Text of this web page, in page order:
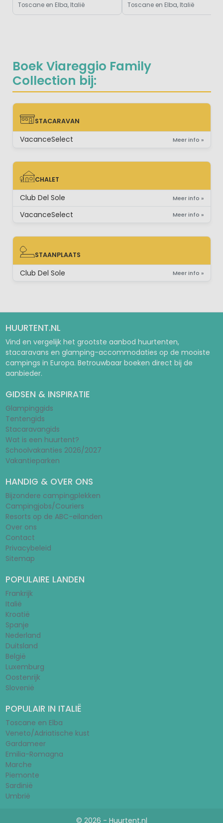
Boek Viareggio Family
Collection bij:
STACARAVAN
STACARAVAN
VacanceSelect Meer info »
CHALET
CHALET
Club Del Sole Meer info »
VacanceSelect Meer info »
STAANPLAATS
STAANPLAATS
Club Del Sole Meer info »
Toscane en Elba, Italië Toscane en Elba, Italië
HUURTENT.NL
Vind en vergelijk het grootste aanbod huurtenten,
stacaravans en glamping-accommodaties op de mooiste
campings in Europa. Betrouwbaar boeken direct bij de
aanbieder.
GIDSEN & INSPIRATIE
Glampinggids
Tentengids
Stacaravangids
Wat is een huurtent?
Schoolvakanties 2026/2027
Vakantieparken
HANDIG & OVER ONS
Bijzondere campingplekken
Campingjobs/Couriers
Resorts op de ABC-eilanden
Over ons
Contact
Privacybeleid
Sitemap
POPULAIRE LANDEN
Frankrijk
Italië
Kroatië
Spanje
Nederland
Duitsland
België
Luxemburg
Oostenrijk
Slovenië
POPULAIR IN ITALIË
Toscane en Elba
Veneto/Adriatische kust
Gardameer
Emilia-Romagna
Marche
Piemonte
Sardinië
Umbrië
© 2026 - Huurtent.nl